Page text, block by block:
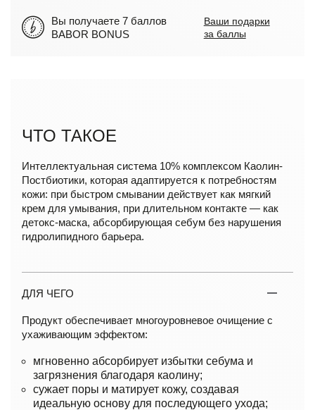
Вы получаете 7 баллов
BABOR BONUS
Ваши подарки
за баллы
ЧТО ТАКОЕ
Интеллектуальная система 10% комплексом Каолин-
Постбиотики, которая адаптируется к потребностям
кожи: при быстром смывании действует как мягкий
крем для умывания, при длительном контакте — как
детокс-маска, абсорбирующая себум без нарушения
гидролипидного барьера.
ДЛЯ ЧЕГО
Продукт обеспечивает многоуровневое очищение с
ухаживающим эффектом:
мгновенно абсорбирует избытки себума и
загрязнения благодаря каолину;
сужает поры и матирует кожу, создавая
идеальную основу для последующего ухода;